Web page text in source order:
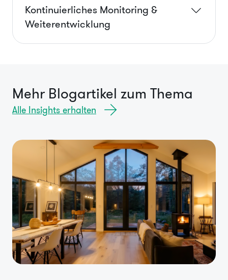
Kontinuierliches Monitoring &
Weiterentwicklung
Mehr Blogartikel zum Thema
Alle Insights erhalten